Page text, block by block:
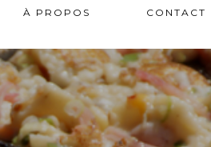
À PROPOS CONTACT